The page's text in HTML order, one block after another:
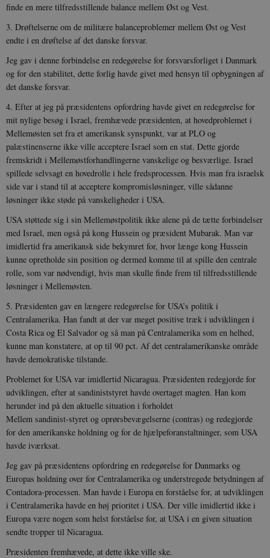
finde en mere tilfredsstillende balance mellem Øst og Vest.
3. Drøftelserne om de militære balanceproblemer mellem Øst og Vest
endte i en drøftelse af det danske forsvar.
Jeg gav i denne forbindelse en redegørelse for forsvarsforliget i Danmark
og for den stabilitet, dette forlig havde givet med hensyn til opbygningen af
det danske forsvar.
4. Efter at jeg på præsidentens opfordring havde givet en redegørelse for
mit nylige besøg i Israel, fremhævede præsidenten, at hovedproblemet i
Mellemøsten set fra et amerikansk synspunkt, var at PLO og
palæstinenserne ikke ville acceptere Israel som en stat. Dette gjorde
fremskridt i Mellemøstforhandlingerne vanskelige og besværlige. Israel
spillede selvsagt en hovedrolle i hele fredsprocessen. Hvis man fra israelsk
side var i stand til at acceptere kompromisløsninger, ville sådanne
løsninger ikke støde på vanskeligheder i USA.
USA støttede sig i sin Mellemøstpolitik ikke alene på de tætte forbindelser
med Israel, men også på kong Hussein og præsident Mubarak. Man var
imidlertid fra amerikansk side bekymret for, hvor længe kong Hussein
kunne opretholde sin position og dermed komme til at spille den centrale
rolle, som var nødvendigt, hvis man skulle finde frem til tilfredsstillende
løsninger i Mellemøsten.
5. Præsidenten gav en længere redegørelse for USA’s politik i
Centralamerika. Han fandt at der var meget positive træk i udviklingen i
Costa Rica og El Salvador og så man på Centralamerika som en helhed,
kunne man konstatere, at op til 90 pct. Af det centralamerikanske område
havde demokratiske tilstande.
Problemet for USA var imidlertid Nicaragua. Præsidenten redegjorde for
udviklingen, efter at sandiniststyret havde overtaget magten. Han kom
herunder ind på den aktuelle situation i forholdet
Mellem sandinist-styret og oprørsbevægelserne (contras) og redegjorde
for den amerikanske holdning og for de hjælpeforanstaltninger, som USA
havde iværksat.
Jeg gav på præsidentens opfordring en redegørelse for Danmarks og
Europas holdning over for Centralamerika og understregede betydningen af
Contadora-processen. Man havde i Europa en forståelse for, at udviklingen
i Centralamerika havde en høj prioritet i USA. Der ville imidlertid ikke i
Europa være nogen som helst forståelse for, at USA i en given situation
sendte tropper til Nicaragua.
Præsidenten fremhævede, at dette ikke ville ske.